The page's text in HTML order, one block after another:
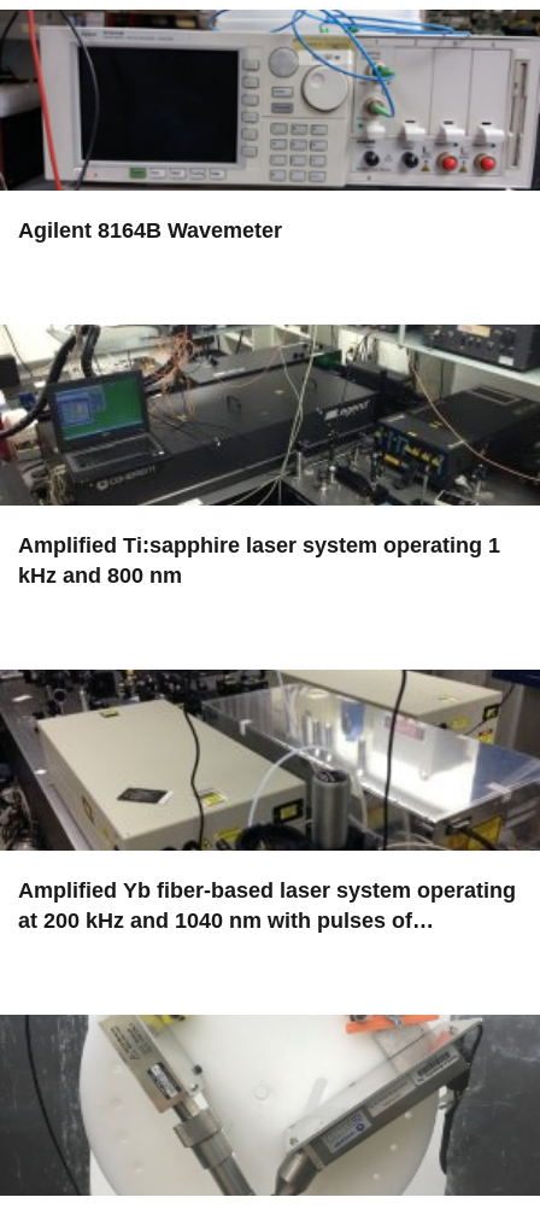
Agilent 8164B Wavemeter
Amplified Ti:sapphire laser system operating 1
kHz and 800 nm
Amplified Yb fiber-based laser system operating
at 200 kHz and 1040 nm with pulses of…